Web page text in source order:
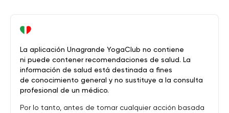
La aplicación Unagrande YogaClub no contiene
ni puede contener recomendaciones de salud. La
información de salud está destinada a fines
de conocimiento general y no sustituye a la consulta
profesional de un médico.
Por lo tanto, antes de tomar cualquier acción basada